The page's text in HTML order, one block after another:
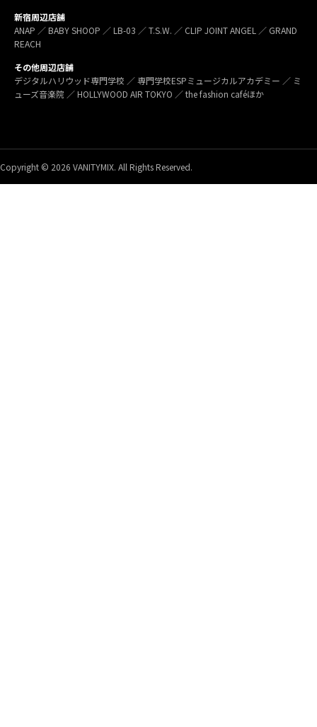
新宿周辺店舗
ANAP ／ BABY SHOOP ／ LB-03 ／ T.S.W. ／ CLIP JOINT ANGEL ／ GRAND
REACH
その他周辺店舗
デジタルハリウッド専門学校 ／ 専門学校ESPミュージカルアカデミー ／ ミ
ューズ音楽院 ／ HOLLYWOOD AIR TOKYO ／ the fashion caféほか
Copyright © 2026 VANITYMIX. All Rights Reserved.